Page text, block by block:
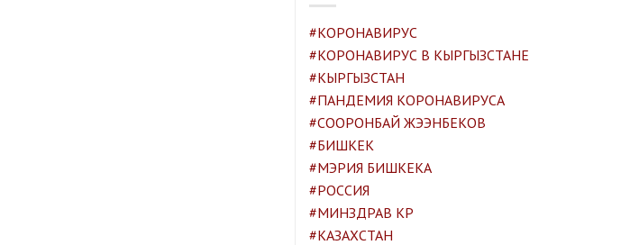
#КОРОНАВИРУС
#КОРОНАВИРУС В КЫРГЫЗСТАНЕ
#КЫРГЫЗСТАН
#ПАНДЕМИЯ КОРОНАВИРУСА
#СООРОНБАЙ ЖЭЭНБЕКОВ
#БИШКЕК
#МЭРИЯ БИШКЕКА
#РОССИЯ
#МИНЗДРАВ КР
#КАЗАХСТАН